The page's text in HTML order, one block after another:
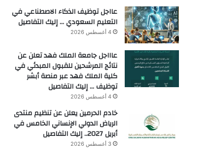
عااجل توظيف الذكاء الاصطناعي في
التعليم السعودي … إليك التفاصيل
4 أغسطس 2026
عاااجل جامعة الملك فهد تعلن عن
نتائج المرشحين للقبول المبدئي في
كلية الملك فهد عبر منصة أبشر
توظيف … إليك التفاصيل
4 أغسطس 2026
خادم الحرمين يعلن عن تنظيم منتدى
الرياض الدولي الإنساني الخامس في
أبريل 2027.. إليك التفاصيل
3 أغسطس 2026